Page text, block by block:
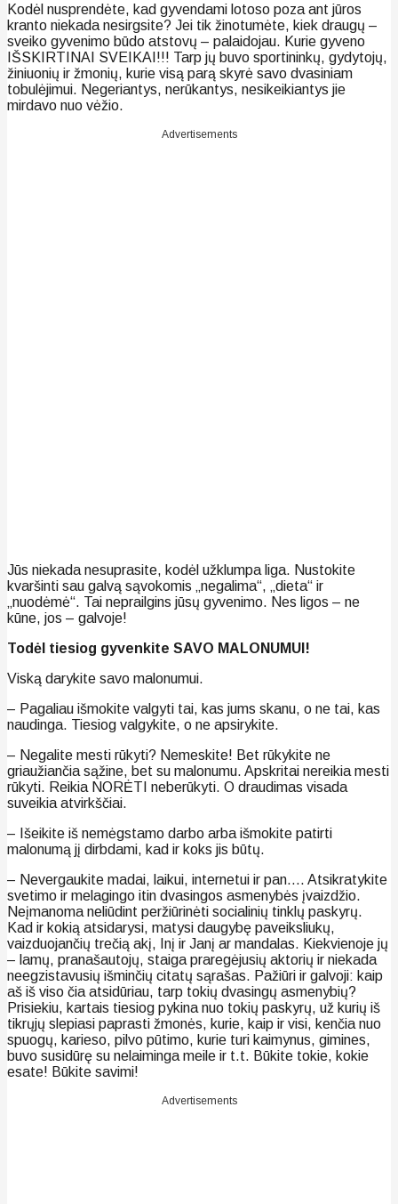
Kodėl nusprendėte, kad gyvendami lotoso poza ant jūros
kranto niekada nesirgsite? Jei tik žinotumėte, kiek draugų –
sveiko gyvenimo būdo atstovų – palaidojau. Kurie gyveno
IŠSKIRTINAI SVEIKAI!!! Tarp jų buvo sportininkų, gydytojų,
žiniuonių ir žmonių, kurie visą parą skyrė savo dvasiniam
tobulėjimui. Negeriantys, nerūkantys, nesikeikiantys jie
mirdavo nuo vėžio.
Advertisements
Jūs niekada nesuprasite, kodėl užklumpa liga. Nustokite
kvaršinti sau galvą sąvokomis „negalima“, „dieta“ ir
„nuodėmė“. Tai neprailgins jūsų gyvenimo. Nes ligos – ne
kūne, jos – galvoje!
Todėl tiesiog gyvenkite SAVO MALONUMUI!
Viską darykite savo malonumui.
– Pagaliau išmokite valgyti tai, kas jums skanu, o ne tai, kas
naudinga. Tiesiog valgykite, o ne apsirykite.
– Negalite mesti rūkyti? Nemeskite! Bet rūkykite ne
griaužiančia sąžine, bet su malonumu. Apskritai nereikia mesti
rūkyti. Reikia NORĖTI neberūkyti. O draudimas visada
suveikia atvirkščiai.
– Išeikite iš nemėgstamo darbo arba išmokite patirti
malonumą jį dirbdami, kad ir koks jis būtų.
– Nevergaukite madai, laikui, internetui ir pan…. Atsikratykite
svetimo ir melagingo itin dvasingos asmenybės įvaizdžio.
Neįmanoma neliūdint peržiūrinėti socialinių tinklų paskyrų.
Kad ir kokią atsidarysi, matysi daugybę paveiksliukų,
vaizduojančių trečią akį, Inį ir Janį ar mandalas. Kiekvienoje jų
– lamų, pranašautojų, staiga praregėjusių aktorių ir niekada
neegzistavusių išminčių citatų sąrašas. Pažiūri ir galvoji: kaip
aš iš viso čia atsidūriau, tarp tokių dvasingų asmenybių?
Prisiekiu, kartais tiesiog pykina nuo tokių paskyrų, už kurių iš
tikrųjų slepiasi paprasti žmonės, kurie, kaip ir visi, kenčia nuo
spuogų, karieso, pilvo pūtimo, kurie turi kaimynus, gimines,
buvo susidūrę su nelaiminga meile ir t.t. Būkite tokie, kokie
esate! Būkite savimi!
Advertisements